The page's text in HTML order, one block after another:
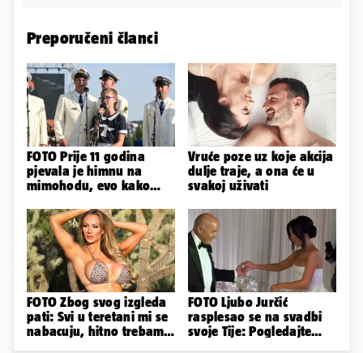
Preporučeni članci
FOTO Prije 11 godina
pjevala je himnu na
mimohodu, evo kako
Negovetić
Vruće poze uz koje akcija
dulje traje, a ona će u
svakoj uživati
FOTO Zbog svog izgleda
pati: Svi u teretani mi se
nabacuju, hitno trebam
FOTO Ljubo Jurčić
rasplesao se na svadbi
svoje Tije: Pogledajte